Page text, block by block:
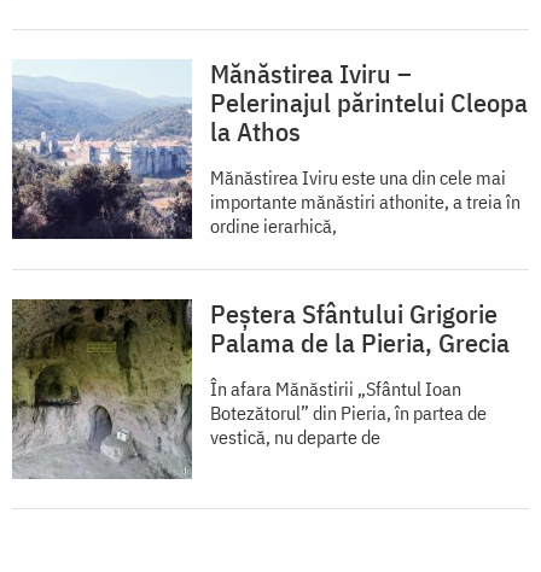
Mănăstirea Iviru –
Pelerinajul părintelui Cleopa
la Athos
Mănăstirea Iviru este una din cele mai
importante mănăstiri athonite, a treia în
ordine ierarhică,
Peștera Sfântului Grigorie
Palama de la Pieria, Grecia
În afara Mănăstirii „Sfântul Ioan
Botezătorul” din Pieria, în partea de
vestică, nu departe de